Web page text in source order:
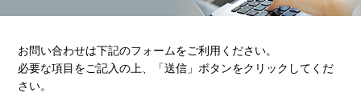
お問い合わせは下記のフォームをご利用ください。
必要な項目をご記入の上、「送信」ボタンをクリックしてくだ
さい。